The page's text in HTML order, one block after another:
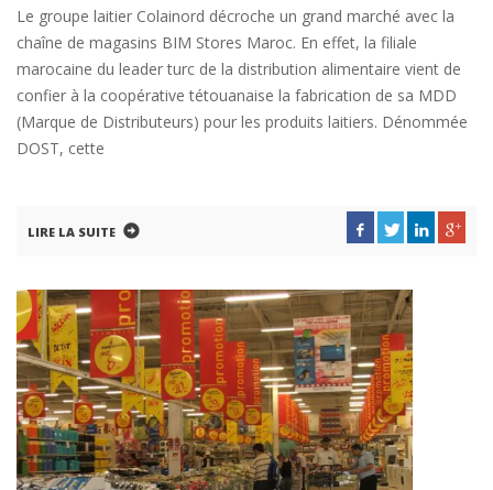
Le groupe laitier Colainord décroche un grand marché avec la
chaîne de magasins BIM Stores Maroc. En effet, la filiale
marocaine du leader turc de la distribution alimentaire vient de
confier à la coopérative tétouanaise la fabrication de sa MDD
(Marque de Distributeurs) pour les produits laitiers. Dénommée
DOST, cette
LIRE LA SUITE